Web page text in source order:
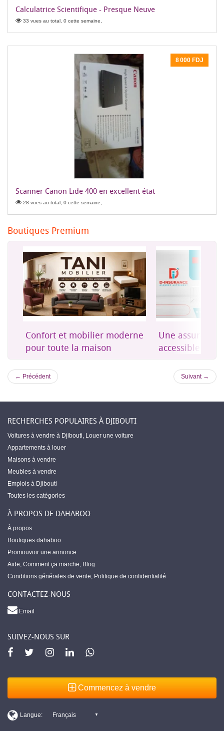
Calculatrice Scientifique - Presque Neuve
33 vues au total, 0 cette semaine,
8 000 FDJ
Scanner Canon Lide 400 en excellent état
28 vues au total, 0 cette semaine,
Boutiques Premium
Confort et mobilier moderne
pour toute la maison
Une
accessible à
← Précédent Suivant →
RECHERCHES POPULAIRES À DJIBOUTI
Voitures à vendre à Djibouti, Louer une voiture
Appartements à louer
Maisons à vendre
Meubles à vendre
Emplois à Djibouti
Toutes les catégories
À PROPOS DE DAHABOO
À propos
Boutiques dahaboo
Promouvoir une annonce
Aide, Comment ça marche, Blog
Conditions générales de vente, Politique de confidentialité
CONTACTEZ-NOUS
Email
SUIVEZ-NOUS SUR
Commencez à vendre